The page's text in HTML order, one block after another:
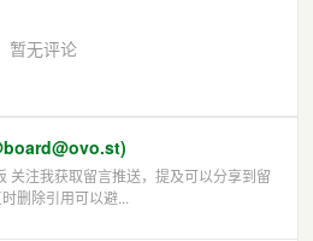
暂无评论
关注我获取留言推送，提及可以分享到留
删除引用可以避...